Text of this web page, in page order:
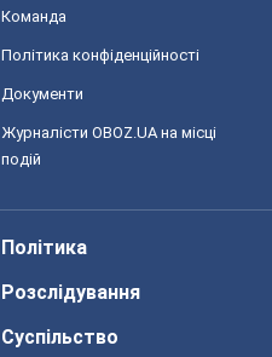
Команда
Політика конфіденційності
Документи
Журналісти OBOZ.UA на місці
подій
Політика
Розслідування
Суспільство